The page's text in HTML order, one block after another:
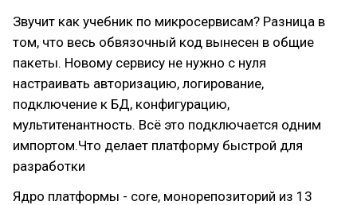
Звучит как учебник по микросервисам? Разница в
том, что весь обвязочный код вынесен в общие
пакеты. Новому сервису не нужно с нуля
настраивать авторизацию, логирование,
подключение к БД, конфигурацию,
мультитенантность. Всё это подключается одним
импортом.Что делает платформу быстрой для
разработки
Ядро платформы - core, монорепозиторий из 13